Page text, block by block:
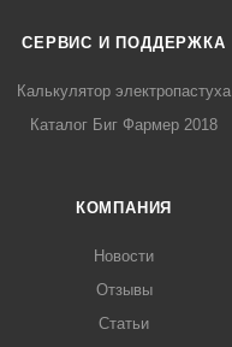
СЕРВИС И ПОДДЕРЖКА
Калькулятор электропастуха
Каталог Биг Фармер 2018
КОМПАНИЯ
Новости
Отзывы
Статьи